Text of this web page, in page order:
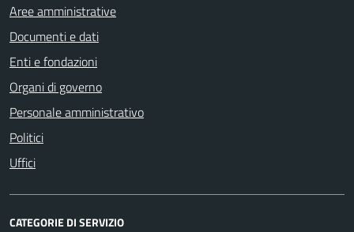
Aree amministrative
Documenti e dati
Enti e fondazioni
Organi di governo
Personale amministrativo
Politici
Uffici
CATEGORIE DI SERVIZIO